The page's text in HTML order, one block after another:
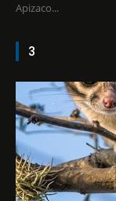
Apizaco...
3